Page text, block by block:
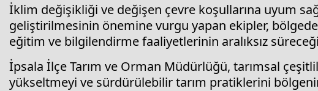
İklim değişikliği ve değişen çevre koşullarına uyum
geliştirilmesinin önemine vurgu yapan ekipler,
eğitim ve bilgilendirme faaliyetlerinin aralıksız
İpsala İlçe Tarım ve Orman Müdürlüğü, tarımsal
yükseltmeyi ve sürdürülebilir tarım pratiklerini